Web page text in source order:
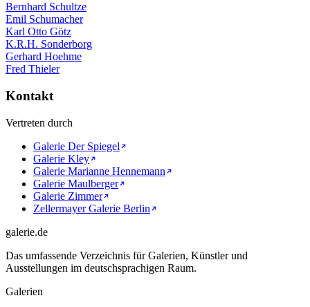
Bernhard Schultze
Emil Schumacher
Karl Otto Götz
K.R.H. Sonderborg
Gerhard Hoehme
Fred Thieler
Kontakt
Vertreten durch
Galerie Der Spiegel
Galerie Kley
Galerie Marianne Hennemann
Galerie Maulberger
Galerie Zimmer
Zellermayer Galerie Berlin
galerie.de
Das umfassende Verzeichnis für Galerien, Künstler und
Ausstellungen im deutschsprachigen Raum.
Galerien